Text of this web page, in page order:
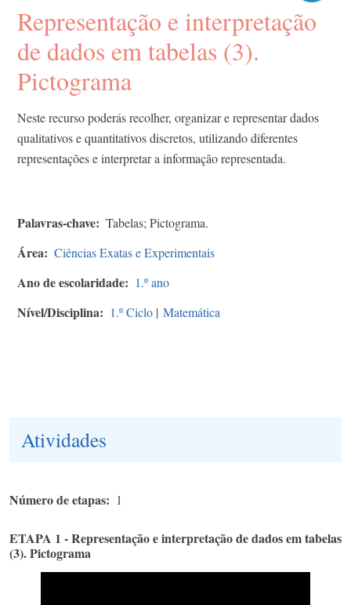
Representação e interpretação
de dados em tabelas (3).
Pictograma
Neste recurso poderás recolher, organizar e representar dados
qualitativos e quantitativos discretos, utilizando diferentes
representações e interpretar a informação representada.
Palavras-chave Tabelas; Pictograma.
Área Ciências Exatas e Experimentais
Ano de escolaridade 1.º ano
Nível/Disciplina 1.º Ciclo | Matemática
Atividades
Número de etapas 1
ETAPA 1 - Representação e interpretação de dados em tabelas
(3). Pictograma